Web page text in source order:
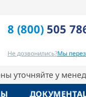
8 (800) 505
Не дозвонились?Мы
уточняйте у
Вопрос-ответ